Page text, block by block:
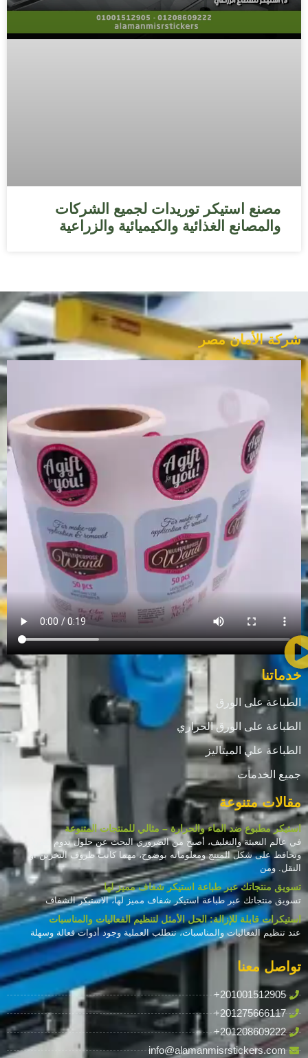
مصنع استيكر توريدات لجميع الشركات
والمصانع الغذائية والكيميائية والزراعية
شركة الأمان مصر
خدماتنا
الطباعة على الورق
الطباعة على الورق الحراري
الطباعة علي الميتاليز
جميع الخدمات
مقالات متنوعة
استيكر مطبوع ضد الماء والحرارة – مثالي للمنتجات المتنوعة
في عالم التعبئة والتغليف، أصبح من الضروري البحث عن حلول تدوم طويلاً
وتحافظ على شكل المنتج ومعلوماته بوضوح، مهما كانت ظروف التخزين أو
النقل. ومن
تسويق منتجاتك عبر طباعة استيكر شفاف مميز لها
تسويق منتجاتك عبر طباعة استيكر شفاف مميز لها، الاستيكر الشفاف
استيكرات قابلة للإزالة: الحل الأمثل لتنظيم الفعاليات والمناسبات
عند تنظيم الفعاليات والمناسبات، تتطلب العملية وجود أدوات فعالة وسهلة
تواصل معنا
+201001512905
+201275666117
+201208609222
info@alamanmisrstickers.com